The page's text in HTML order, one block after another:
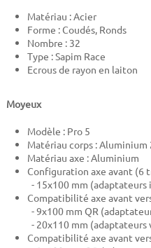
Matériau : Acier
Forme : Coudés, Ronds
Nombre : 32
Type : Sapim Race
Ecrous de rayon en laiton
Moyeux
Modèle : Pro 5
Matériau corps : Aluminium
Matériau axe : Aluminium
Configuration axe avant (6
- 15x100 mm (adaptateurs
Compatibilité axe avant
- 9x100 mm QR
- 20x110 mm (adaptateurs
Compatibilité axe avant